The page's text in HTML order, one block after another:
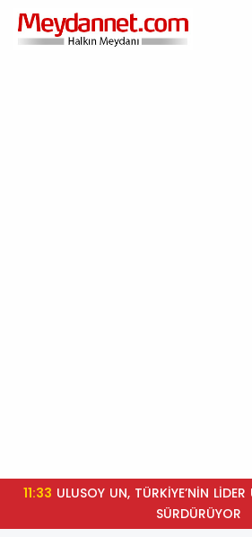
11:33
SÜRDÜRÜYOR